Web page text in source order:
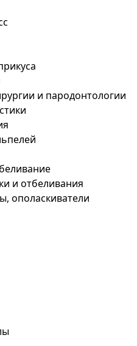
и пародонтологии
и отбеливания
ополаскиватели